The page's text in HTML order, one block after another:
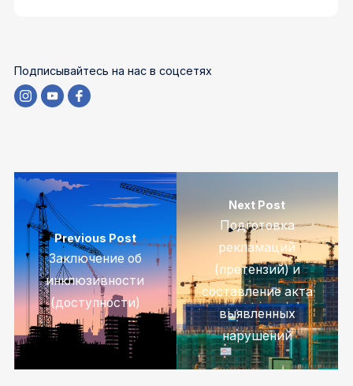
Подписывайтесь на нас в соцсетях
Previous Post
Заключение об
инклюзивности
(доступности)
Next Post
Подготовка
рекламаций
(претензий) и
составление акта
выявленных
нарушений